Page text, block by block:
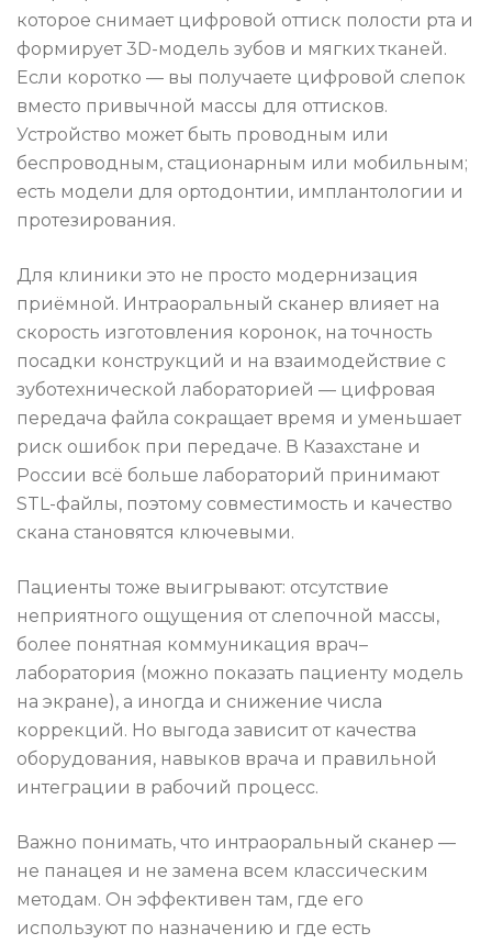
которое снимает цифровой оттиск полости рта и
формирует 3D-модель зубов и мягких тканей.
Если коротко — вы получаете цифровой слепок
вместо привычной массы для оттисков.
Устройство может быть проводным или
беспроводным, стационарным или мобильным;
есть модели для ортодонтии, имплантологии и
протезирования.
Для клиники это не просто модернизация
приёмной. Интраоральный сканер влияет на
скорость изготовления коронок, на точность
посадки конструкций и на взаимодействие с
зуботехнической лабораторией — цифровая
передача файла сокращает время и уменьшает
риск ошибок при передаче. В Казахстане и
России всё больше лабораторий принимают
STL-файлы, поэтому совместимость и качество
скана становятся ключевыми.
Пациенты тоже выигрывают: отсутствие
неприятного ощущения от слепочной массы,
более понятная коммуникация врач–
лаборатория (можно показать пациенту модель
на экране), а иногда и снижение числа
коррекций. Но выгода зависит от качества
оборудования, навыков врача и правильной
интеграции в рабочий процесс.
Важно понимать, что интраоральный сканер —
не панацея и не замена всем классическим
методам. Он эффективен там, где его
используют по назначению и где есть